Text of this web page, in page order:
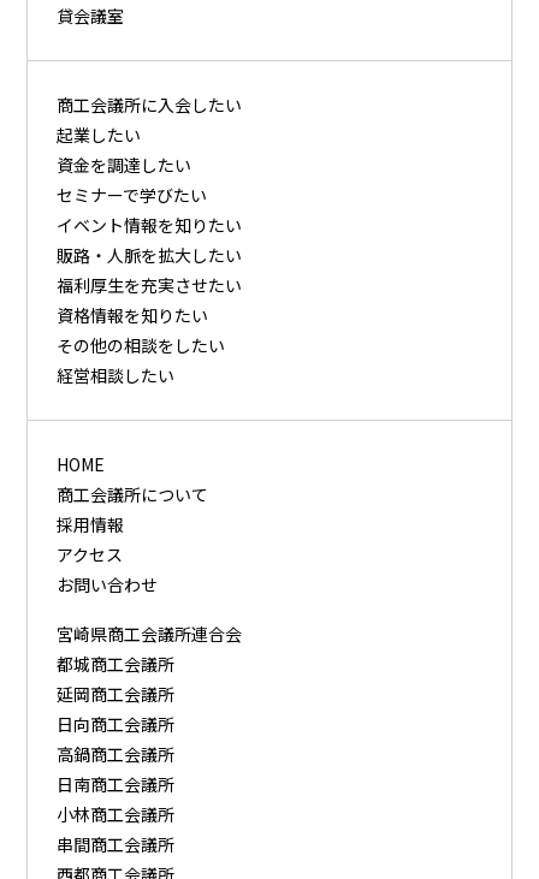
貸会議室
商⼯会議所に⼊会したい
起業したい
資⾦を調達したい
セミナーで学びたい
イベント情報を知りたい
販路・⼈脈を拡⼤したい
福利厚⽣を充実させたい
資格情報を知りたい
その他の相談をしたい
経営相談したい
HOME
商工会議所について
採用情報
アクセス
お問い合わせ
宮崎県商工会議所連合会
都城商工会議所
延岡商工会議所
日向商工会議所
高鍋商工会議所
日南商工会議所
小林商工会議所
串間商工会議所